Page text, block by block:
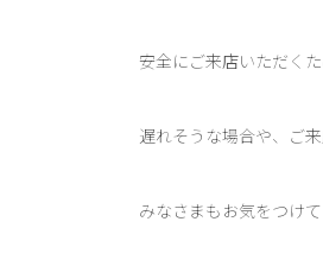
安全にご来店いただく
遅れそうな場合や、ご
みなさまもお気をつけ